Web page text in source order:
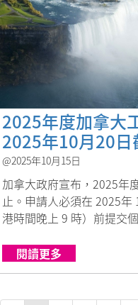
2025年度加拿大
2025年10月20日
@2025年10月15日
加拿大政府宣布，2025年
止。申請人必須在 2025
港時間晚上 9 時）前提交
閱讀更多